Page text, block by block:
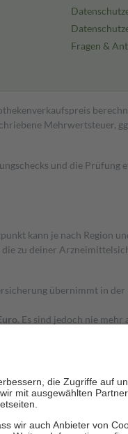
Fragen &
Mehrwertsteuer,
und die Prüfung
kann je nach Region
zu deiner
übernimmt in
Es sind jedoch nie
Zuzahlungen an bei: